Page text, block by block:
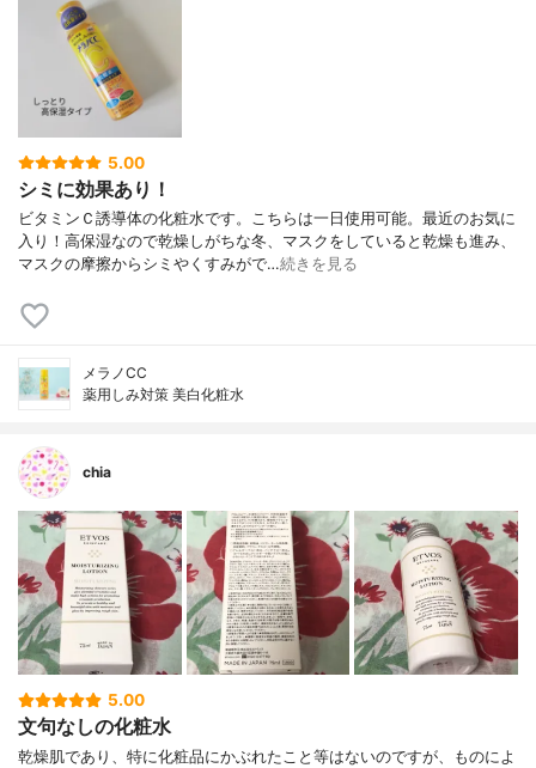
5.00
シミに効果あり！
ビタミンＣ誘導体の化粧水です。こちらは一日使用可能。最近のお気に
入り！高保湿なので乾燥しがちな冬、マスクをしていると乾燥も進み、
マスクの摩擦からシミやくすみがで…続きを見る
メラノCC
薬用しみ対策 美白化粧水
chia
5.00
文句なしの化粧水
乾燥肌であり、特に化粧品にかぶれたこと等はないのですが、ものによ